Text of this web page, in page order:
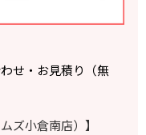
せ・お見積り（無
ズ小倉南店）】